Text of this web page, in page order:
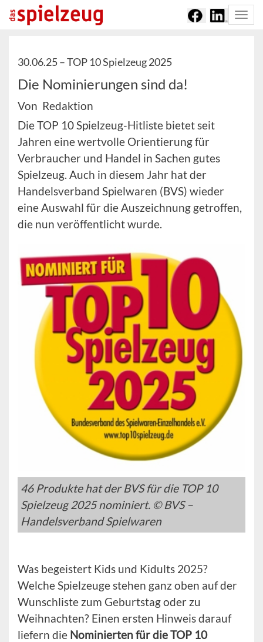
30.06.25 –TOP 10 Spielzeug 2025
Die Nominierungen sind da!
Von Redaktion
Die TOP 10 Spielzeug-Hitliste bietet seit
Jahren eine wertvolle Orientierung für
Verbraucher und Handel in Sachen gutes
Spielzeug. Auch in diesem Jahr hat der
Handelsverband Spielwaren (BVS) wieder
eine Auswahl für die Auszeichnung getroffen,
die nun veröffentlicht wurde.
46 Produkte hat der BVS für die TOP 10
Spielzeug 2025 nominiert. © BVS –
Handelsverband Spielwaren
Was begeistert Kids und Kidults 2025?
Welche Spielzeuge stehen ganz oben auf der
Wunschliste zum Geburtstag oder zu
Weihnachten? Einen ersten Hinweis darauf
liefern die Nominierten für die TOP 10